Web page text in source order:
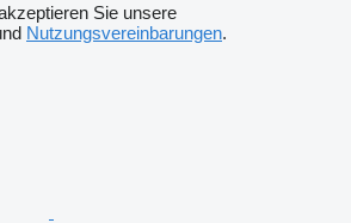
Sie unsere
Nutzungsvereinbarungen.